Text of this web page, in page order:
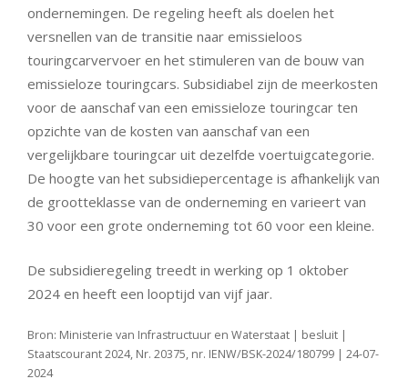
ondernemingen. De regeling heeft als doelen het
versnellen van de transitie naar emissieloos
touringcarvervoer en het stimuleren van de bouw van
emissieloze touringcars. Subsidiabel zijn de meerkosten
voor de aanschaf van een emissieloze touringcar ten
opzichte van de kosten van aanschaf van een
vergelijkbare touringcar uit dezelfde voertuigcategorie.
De hoogte van het subsidiepercentage is afhankelijk van
de grootteklasse van de onderneming en varieert van
30 voor een grote onderneming tot 60 voor een kleine.
De subsidieregeling treedt in werking op 1 oktober
2024 en heeft een looptijd van vijf jaar.
Bron: Ministerie van Infrastructuur en Waterstaat | besluit |
Staatscourant 2024, Nr. 20375, nr. IENW/BSK-2024/180799 | 24-07-
2024